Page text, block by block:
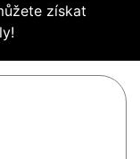
získat